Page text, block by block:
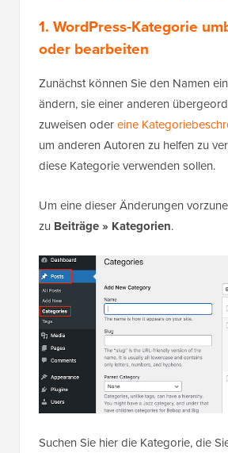
1. WordPress-Kategorie
oder bearbeiten
Zunächst können Sie den Namen
ändern, sie einer anderen
zuweisen odereine
um anderen Autoren zu helfen zu
diese Kategorie verwenden sollen.
Um eine dieser Änderungen
zu Beiträge » Kategorien.
Suchen Sie hier die Kategorie, die